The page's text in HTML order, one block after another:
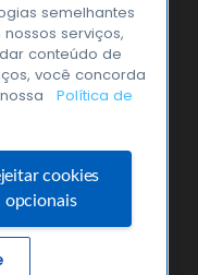
semelhantes
serviços,
conteúdo de
você concorda
Política de
cookies
opcionais